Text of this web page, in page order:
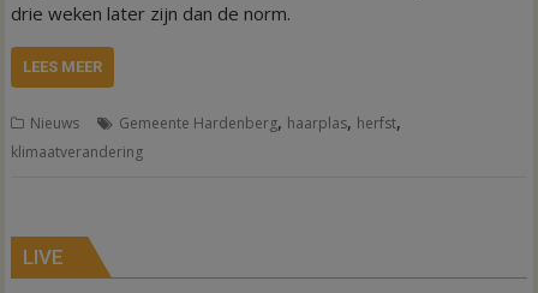
drie weken later zijn dan de norm.
LEES MEER
Nieuws Gemeente Hardenberg, haarplas, herfst,
klimaatverandering
LIVE